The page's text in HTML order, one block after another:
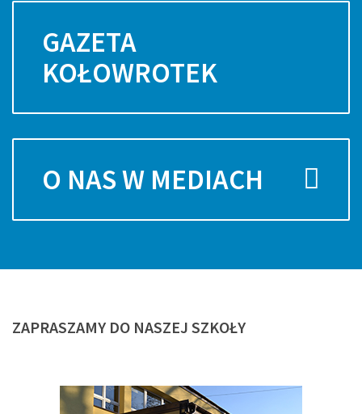
GAZETA
KOŁOWROTEK
O NAS W MEDIACH
ZAPRASZAMY DO NASZEJ SZKOŁY